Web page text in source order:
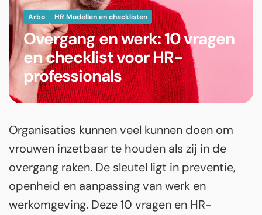
Arbo HR Modellen en checklisten
Overgang en werk: 10 vragen
en checklist voor HR-
professionals
Organisaties kunnen veel kunnen doen om
vrouwen inzetbaar te houden als zij in de
overgang raken. De sleutel ligt in preventie,
openheid en aanpassing van werk en
werkomgeving. Deze 10 vragen en HR-